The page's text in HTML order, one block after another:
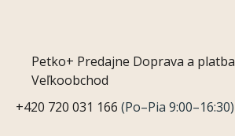
Petko+ Predajne Doprava a platba
Veľkoobchod
+420 720 031 166 (Po–Pia 9:00–16:30)